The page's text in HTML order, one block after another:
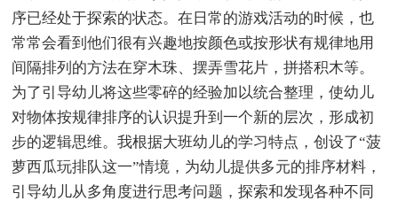
序已经处于探索的状态。在日常的游戏活动的时候，也
常常会看到他们很有兴趣地按颜色或按形状有规律地用
间隔排列的方法在穿木珠、摆弄雪花片，拼搭积木等。
为了引导幼儿将这些零碎的经验加以统合整理，使幼儿
对物体按规律排序的认识提升到一个新的层次，形成初
步的逻辑思维。我根据大班幼儿的学习特点，创设了“菠
萝西瓜玩排队这一”情境，为幼儿提供多元的排序材料，
引导幼儿从多角度进行思考问题，探索和发现各种不同